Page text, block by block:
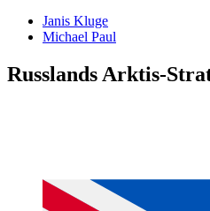
Janis Kluge
Michael Paul
Russlands Arktis-